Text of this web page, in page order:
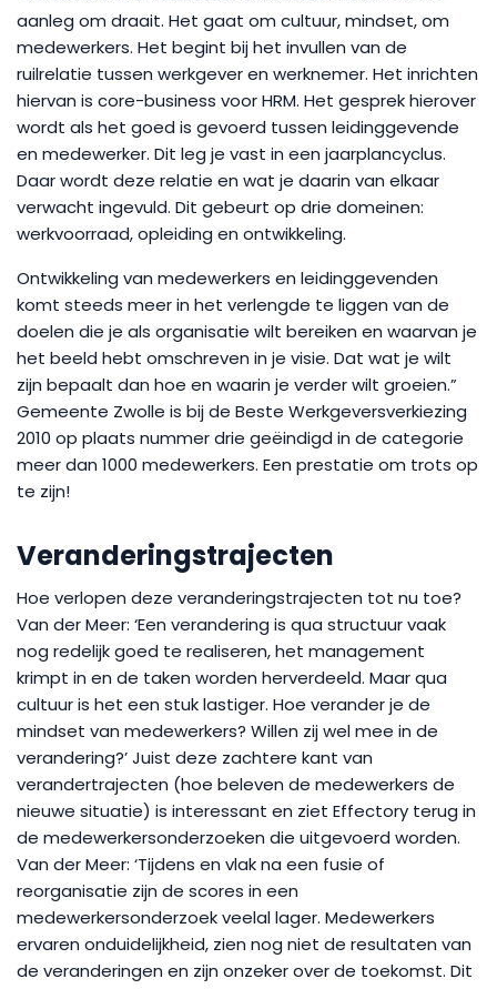
aanleg om draait. Het gaat om cultuur, mindset, om
medewerkers. Het begint bij het invullen van de
ruilrelatie tussen werkgever en werknemer. Het inrichten
hiervan is core-business voor HRM. Het gesprek hierover
wordt als het goed is gevoerd tussen leidinggevende
en medewerker. Dit leg je vast in een jaarplancyclus.
Daar wordt deze relatie en wat je daarin van elkaar
verwacht ingevuld. Dit gebeurt op drie domeinen:
werkvoorraad, opleiding en ontwikkeling.
Ontwikkeling van medewerkers en leidinggevenden
komt steeds meer in het verlengde te liggen van de
doelen die je als organisatie wilt bereiken en waarvan je
het beeld hebt omschreven in je visie. Dat wat je wilt
zijn bepaalt dan hoe en waarin je verder wilt groeien.”
Gemeente Zwolle is bij de Beste Werkgeversverkiezing
2010 op plaats nummer drie geëindigd in de categorie
meer dan 1000 medewerkers. Een prestatie om trots op
te zijn!
Veranderingstrajecten
Hoe verlopen deze veranderingstrajecten tot nu toe?
Van der Meer: ‘Een verandering is qua structuur vaak
nog redelijk goed te realiseren, het management
krimpt in en de taken worden herverdeeld. Maar qua
cultuur is het een stuk lastiger. Hoe verander je de
mindset van medewerkers? Willen zij wel mee in de
verandering?’ Juist deze zachtere kant van
verandertrajecten (hoe beleven de medewerkers de
nieuwe situatie) is interessant en ziet Effectory terug in
de medewerkersonderzoeken die uitgevoerd worden.
Van der Meer: ‘Tijdens en vlak na een fusie of
reorganisatie zijn de scores in een
medewerkersonderzoek veelal lager. Medewerkers
ervaren onduidelijkheid, zien nog niet de resultaten van
de veranderingen en zijn onzeker over de toekomst. Dit